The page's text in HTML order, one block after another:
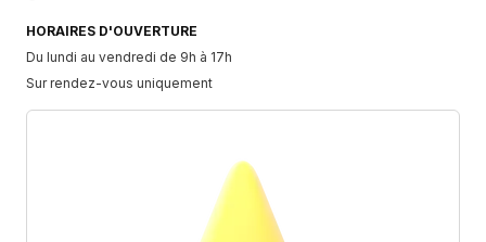
HORAIRES D'OUVERTURE
Du lundi au vendredi de 9h à 17h
Sur rendez-vous uniquement